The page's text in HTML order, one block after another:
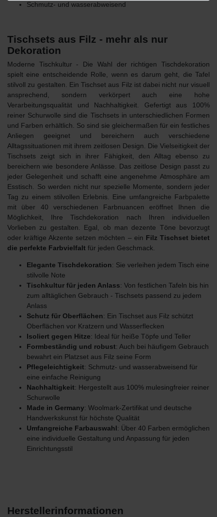
Schmutz- und wasserabweisend
Tischsets aus Filz - mehr als nur
Dekoration
Moderne Tischkultur - Die Wahl der richtigen Tischdekoration
spielt eine entscheidende Rolle, wenn es darum geht, die Tafel
stilvoll zu gestalten. EinTischset aus Filz ist dabei nicht nur visuell
ansprechend, sondern verkörpert auch eine hohe
Verarbeitungsqualität und Nachhaltigkeit. Gefertigt aus 100%
reiner Schurwolle sind die Tischsets in unterschiedlichen Formen
und Farben erhältlich. So sind sie gleichermaßen für ein festliches
Anliegen geeignet und bereichern auch verschiedene
Alltagssituationen mit ihrem zeitlosen Design. Die Vielseitigkeit der
Tischsets zeigt sich in ihrer Fähigkeit, den Alltag ebenso zu
bereichern wie besondere Anlässe. Das zeitlose Design passt zu
jeder Gelegenheit und schafft eine angenehme Atmosphäre am
Esstisch. So werden nicht nur spezielle Momente, sondern jeder
Tag zu einem stilvollen Erlebnis. Eine umfangreiche Farbpalette
mit über 40 verschiedenen Farbnuancen eröffnet Ihnen die
Möglichkeit, Ihre Tischdekoration nach Ihren individuellen
Vorlieben zu gestalten. Egal, ob man dezente Töne bevorzugt
oder kräftige Akzente setzen möchten – ein Filz Tischset bietet
die perfekte Farbvielfalt für jeden Geschmack.
Elegante Tischdekoration: Sie verleihen jedem Tisch eine
stilvolle Note
Tischkultur für jeden Anlass: Von festlichen Tafeln bis hin
zum alltäglichen Gebrauch - Tischsets passend zu jedem
Anlass
Schutz für Oberflächen: Ein Tischset aus Filz schützt
Oberflächen vor Kratzern und Wasserflecken
Isoliert gegen Hitze: Ideal für heiße Töpfe und Teller
Formbeständig und robust: Auch bei häufigem Gebrauch
bewahrt ein Platzset aus Filz seine Form
Pflegeleichtigkeit: Schmutz- und wasserabweisend für
eine einfache Reinigung
Nachhaltigkeit: Hergestellt aus 100% mulesingfreier reiner
Schurwolle
Made in Germany: Woolmark-Zertifikat und deutsche
Handwerkskunst für höchste Qualität
Umfangreiche Farbauswahl: Über 40 Farben ermöglichen
eine individuelle Gestaltung und Anpassung für jeden
Einrichtungsstil
Herstellerinformationen